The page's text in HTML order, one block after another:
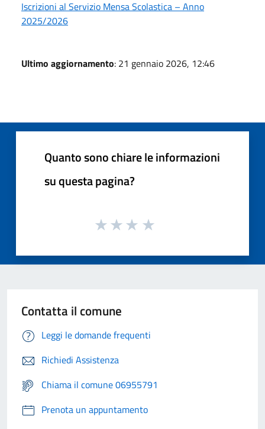
Iscrizioni al Servizio Mensa Scolastica – Anno
2025/2026
Ultimo aggiornamento: 21 gennaio 2026, 12:46
Quanto sono chiare le informazioni
su questa pagina?
Contatta il comune
Leggi le domande frequenti
Richiedi Assistenza
Chiama il comune 06955791
Prenota un appuntamento